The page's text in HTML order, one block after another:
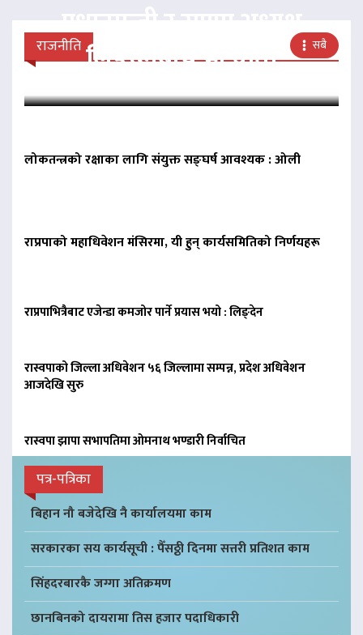
राजनीति सबै
प्रधानमन्त्री र राप्रपा अध्यक्ष
लिङदेनबीच भेटवार्ता
लोकतन्त्रको रक्षाका लागि संयुक्त सङ्घर्ष आवश्यक : ओली
राप्रपाको महाधिवेशन मंसिरमा, यी हुन् कार्यसमितिको निर्णयहरू
राप्रपाभित्रैबाट एजेन्डा कमजोर पार्ने प्रयास भयो : लिङ्देन
रास्वपाको जिल्ला अधिवेशन ५६ जिल्लामा सम्पन्न, प्रदेश अधिवेशन
आजदेखि सुरु
रास्वपा झापा सभापतिमा ओमनाथ भण्डारी निर्वाचित
पत्र-पत्रिका
बिहान नौ बजेदेखि नै कार्यालयमा काम
सरकारका सय कार्यसूची : पैँसठ्ठी दिनमा सत्तरी प्रतिशत काम
सिंहदरबारकै जग्गा अतिक्रमण
छानबिनको दायरामा तिस हजार पदाधिकारी